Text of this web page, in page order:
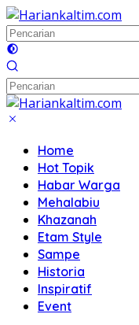
Langsung
ke
konten
Home
Hot Topik
Habar Warga
Mehalabiu
Khazanah
Etam Style
Sampe
Historia
Inspiratif
Event